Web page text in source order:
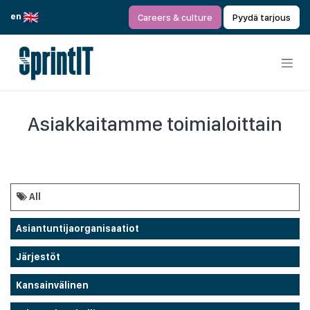
en
Careers & culture Pyydä tarjous
Asiakkaitamme toimialoittain
All
Asiantuntijaorganisaatiot
Järjestöt
Kansainvälinen